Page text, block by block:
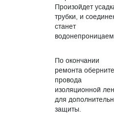
Произойдет
трубки, и
станет
По окончании
ремонта оберните
провода
изоляционной
для
защиты.